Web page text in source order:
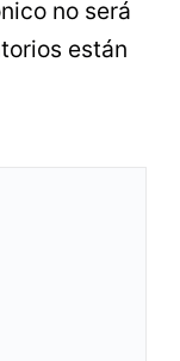
no será
están